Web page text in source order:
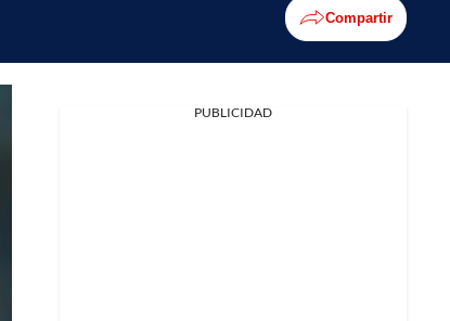
Compartir
PUBLICIDAD